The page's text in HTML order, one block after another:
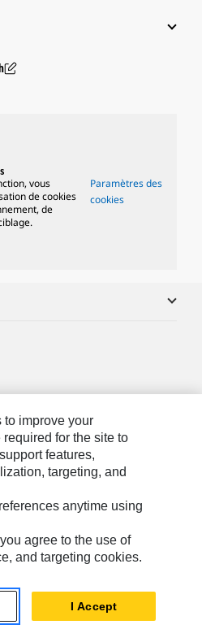
vous
de cookies
de
Paramètres des
cookies
Caterpillar. Tous droits réservés
to improve your
for the site to
features,
targeting, and
anytime using
agree to the use of
and targeting cookies.
I Accept